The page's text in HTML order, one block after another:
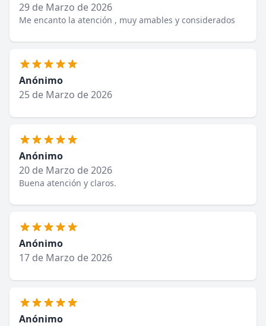
29 de Marzo de 2026
Me encanto la atención , muy amables y considerados
Anónimo
25 de Marzo de 2026
Anónimo
20 de Marzo de 2026
Buena atención y claros.
Anónimo
17 de Marzo de 2026
Anónimo